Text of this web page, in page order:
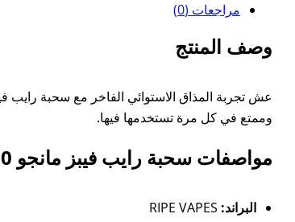
مراجعات (0)
وصف المنتج
وممتع في كل مرة تستخدمها فيها.
مواصفات سحبة رايب فيبز مانجو 4000 سحبة فى الكويت:
البراند: RIPE VAPES